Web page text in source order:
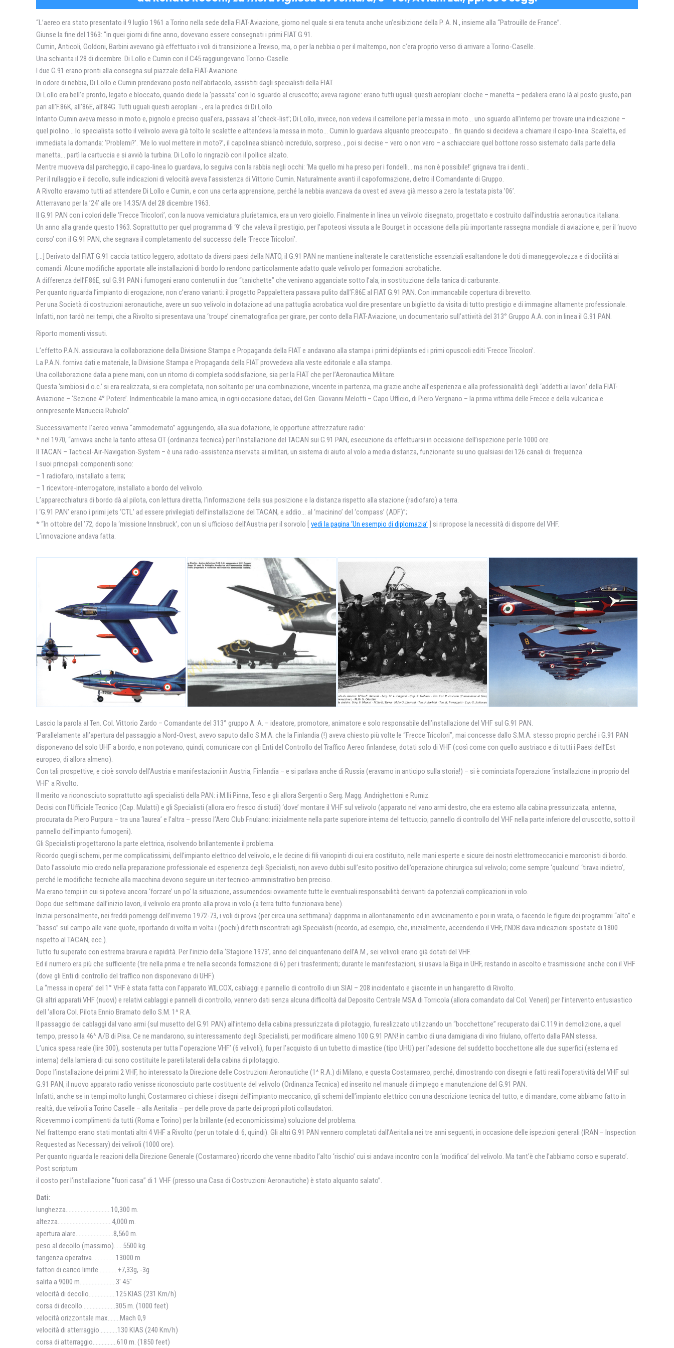
“L’aereo era stato presentato il 9 luglio 1961 a Torino nella sede della FIAT-Aviazione, giorno nel quale si era tenuta anche un’esibizione della P. A. N., insieme alla “Patrouille de France”.
Giunse la fine del 1963: “in quei giorni di fine anno, dovevano essere consegnati i primi FIAT G.91.
Cumin, Anticoli, Goldoni, Barbini avevano già effettuato i voli di transizione a Treviso, ma, o per la nebbia o per il maltempo, non c’era proprio verso di arrivare a Torino-Caselle.
Una schiarita il 28 di dicembre. Di Lollo e Cumin con il C45 raggiungevano Torino-Caselle.
I due G.91 erano pronti alla consegna sul piazzale della FIAT-Aviazione.
In odore di nebbia, Di Lollo e Cumin prendevano posto nell’abitacolo, assistiti dagli specialisti della FIAT.
Di Lollo era bell’e pronto, legato e bloccato, quando diede la ‘passata’ con lo sguardo al cruscotto; aveva ragione: erano tutti uguali questi aeroplani: cloche – manetta – pedaliera erano là al posto giusto, pari
pari all’F.86K, all’86E, all’84G. Tutti uguali questi aeroplani -, era la predica di Di Lollo.
Intanto Cumin aveva messo in moto e, pignolo e preciso qual’era, passava al ‘check-list’; Di Lollo, invece, non vedeva il carrellone per la messa in moto… uno sguardo all’interno per trovare una indicazione –
quel piolino… lo specialista sotto il velivolo aveva già tolto le scalette e attendeva la messa in moto… Cumin lo guardava alquanto preoccupato… fin quando si decideva a chiamare il capo-linea. Scaletta, ed
immediata la domanda: ‘Problemi?’. ‘Me lo vuol mettere in moto?’, il capolinea sbiancò incredulo, sorpreso.., poi si decise – vero o non vero – a schiacciare quel bottone rosso sistemato dalla parte della
manetta… partì la cartuccia e si avviò la turbina. Di Lollo lo ringraziò con il pollice alzato.
Mentre muoveva dal parcheggio, il capo-linea lo guardava, lo seguiva con la rabbia negli occhi: ‘Ma quello mi ha preso per i fondelli… ma non è possibile!’ grignava tra i denti…
Per il rullaggio e il decollo, sulle indicazioni di velocità aveva l’assistenza di Vittorio Cumin. Naturalmente avanti il capoformazione, dietro il Comandante di Gruppo.
A Rivolto eravamo tutti ad attendere Di Lollo e Cumin, e con una certa apprensione, perché la nebbia avanzava da ovest ed aveva già messo a zero la testata pista ’06’.
Atterravano per la ’24’ alle ore 14.35/A del 28 dicembre 1963.
Il G.91 PAN con i colori delle ‘Frecce Tricolori’, con la nuova verniciatura plurietamica, era un vero gioiello. Finalmente in linea un velivolo disegnato, progettato e costruito dall’industria aeronautica italiana.
Un anno alla grande questo 1963. Soprattutto per quel programma di ‘9’ che valeva il prestigio, per l’apoteosi vissuta a le Bourget in occasione della più importante rassegna mondiale di aviazione e, per il ‘nuovo
corso’ con il G.91 PAN, che segnava il completamento del successo delle ‘Frecce Tricolori’.
[…] Derivato dal FIAT G.91 caccia tattico leggero, adottato da diversi paesi della NATO, il G.91 PAN ne mantiene inalterate le caratteristiche essenziali esaltandone le doti di maneggevolezza e di docilità ai
comandi. Alcune modifiche apportate alle installazioni di bordo lo rendono particolarmente adatto quale velivolo per formazioni acrobatiche.
A differenza dell’F.86E, sul G.91 PAN i fumogeni erano contenuti in due “tanichette” che venivano agganciate sotto l’ala, in sostituzione della tanica di carburante.
Per quanto riguarda l’impianto di erogazione, non c’erano varianti: il progetto Pappalettera passava pulito dall’F.86E al FIAT G.91 PAN. Con immancabile copertura di brevetto.
Per una Società di costruzioni aeronautiche, avere un suo velivolo in dotazione ad una pattuglia acrobatica vuol dire presentare un biglietto da visita di tutto prestigio e di immagine altamente professionale.
Infatti, non tardò nei tempi, che a Rivolto si presentava una ‘troupe’ cinematografica per girare, per conto della FIAT-Aviazione, un documentario sull’attività del 313° Gruppo A.A. con in linea il G.91 PAN.
Riporto momenti vissuti.
L’effetto P.A.N. assicurava la collaborazione della Divisione Stampa e Propaganda della FIAT e andavano alla stampa i primi dépliants ed i primi opuscoli editi ‘Frecce Tricolori’.
La P.A.N. forniva dati e materiale, la Divisione Stampa e Propaganda della FIAT provvedeva alla veste editoriale e alla stampa.
Una collaborazione data a piene mani, con un ritorno di completa soddisfazione, sia per la FIAT che per l’Aeronautica Militare.
Questa ‘simbiosi d.o.c.’ si era realizzata, si era completata, non soltanto per una combinazione, vincente in partenza, ma grazie anche all’esperienza e alla professionalità degli ‘addetti ai lavori’ della FIAT-
Aviazione – ‘Sezione 4° Potere’. Indimenticabile la mano amica, in ogni occasione dataci, del Gen. Giovanni Melotti – Capo Ufficio, di Piero Vergnano – la prima vittima delle Frecce e della vulcanica e
onnipresente Mariuccia Rubiolo”.
Successivamente l’aereo veniva “ammodernato” aggiungendo, alla sua dotazione, le opportune attrezzature radio:
* nel 1970, “arrivava anche la tanto attesa OT (ordinanza tecnica) per l’installazione del TACAN sui G.91 PAN, esecuzione da effettuarsi in occasione dell’ispezione per le 1000 ore.
Il TACAN – Tactical-Air-Navigation-System – è una radio-assistenza riservata ai militari, un sistema di aiuto al volo a media distanza, funzionante su uno qualsiasi dei 126 canali di. frequenza.
I suoi principali componenti sono:
– 1 radiofaro, installato a terra;
– 1 ricevitore-interrogatore, installato a bordo del velivolo.
L’apparecchiatura di bordo dà al pilota, con lettura diretta, l’informazione della sua posizione e la distanza rispetto alla stazione (radiofaro) a terra.
I ‘G.91 PAN’ erano i primi jets ‘CTL’ ad essere privilegiati dell’installazione del TACAN, e addio… al ‘macinino’ del ‘compass’ (ADF)”;
* “In ottobre del ’72, dopo la ‘missione Innsbruck’, con un sì ufficioso dell’Austria per il sorvolo [ vedi la pagina ‘Un esempio di diplomazia’ ] si ripropose la necessità di disporre del VHF.
L’innovazione andava fatta.
Lascio la parola al Ten. Col. Vittorio Zardo – Comandante del 313° gruppo A. A. – ideatore, promotore, animatore e solo responsabile dell’installazione del VHF sul G.91 PAN.
‘Parallelamente all’apertura del passaggio a Nord-Ovest, avevo saputo dallo S.M.A. che la Finlandia (!) aveva chiesto più volte le “Frecce Tricolori”, mai concesse dallo S.M.A. stesso proprio perché i G.91 PAN
disponevano del solo UHF a bordo, e non potevano, quindi, comunicare con gli Enti del Controllo del Traffico Aereo finlandese, dotati solo di VHF (così come con quello austriaco e di tutti i Paesi dell’Est
europeo, di allora almeno).
Con tali prospettive, e cioè sorvolo dell’Austria e manifestazioni in Austria, Finlandia – e si parlava anche di Russia (eravamo in anticipo sulla storia!) – si è cominciata l’operazione ‘installazione in proprio del
VHF’ a Rivolto.
Il merito va riconosciuto soprattutto agli specialisti della PAN: i M.lli Pinna, Teso e gli allora Sergenti o Serg. Magg. Andrighettoni e Rumiz.
Decisi con l’Ufficiale Tecnico (Cap. Mulatti) e gli Specialisti (allora ero fresco di studi) ‘dove’ montare il VHF sul velivolo (apparato nel vano armi destro, che era esterno alla cabina pressurizzata; antenna,
procurata da Piero Purpura – tra una ‘laurea’ e l’altra – presso l’Aero Club Friulano: inizialmente nella parte superiore interna del tettuccio; pannello di controllo del VHF nella parte inferiore del cruscotto, sotto il
pannello dell’impianto fumogeni).
Gli Specialisti progettarono la parte elettrica, risolvendo brillantemente il problema.
Ricordo quegli schemi, per me complicatissimi, dell’impianto elettrico del velivolo, e le decine di fili variopinti di cui era costituito, nelle mani esperte e sicure dei nostri elettromeccanici e marconisti di bordo.
Dato l’assoluto mio credo nella preparazione professionale ed esperienza degli Specialisti, non avevo dubbi sull’esito positivo dell’operazione chirurgica sul velivolo; come sempre ‘qualcuno’ ‘tirava indietro’,
perché le modifiche tecniche alla macchina devono seguire un iter tecnico-amministrativo ben preciso.
Ma erano tempi in cui si poteva ancora ‘forzare’ un po’ la situazione, assumendosi ovviamente tutte le eventuali responsabilità derivanti da potenziali complicazioni in volo.
Dopo due settimane dall’inizio lavori, il velivolo era pronto alla prova in volo (a terra tutto funzionava bene).
Iniziai personalmente, nei freddi pomeriggi dell’inverno 1972-73, i voli di prova (per circa una settimana): dapprima in allontanamento ed in avvicinamento e poi in virata, o facendo le figure dei programmi “alto” e
“basso” sul campo alle varie quote, riportando di volta in volta i (pochi) difetti riscontrati agli Specialisti (ricordo, ad esempio, che, inizialmente, accendendo il VHF, l’NDB dava indicazioni spostate di 1800
rispetto al TACAN, ecc.).
Tutto fu superato con estrema bravura e rapidità. Per l’inizio della ‘Stagione 1973’, anno del cinquantenario dell’A.M., sei velivoli erano già dotati del VHF.
Ed il numero era più che sufficiente (tre nella prima e tre nella seconda formazione di 6) per i trasferimenti; durante le manifestazioni, si usava la Biga in UHF, restando in ascolto e trasmissione anche con il VHF
(dove gli Enti di controllo del traffico non disponevano di UHF).
La “messa in opera” del 1° VHF è stata fatta con l’apparato WILCOX, cablaggi e pannello di controllo di un SIAI – 208 incidentato e giacente in un hangaretto di Rivolto.
Gli altri apparati VHF (nuovi) e relativi cablaggi e pannelli di controllo, vennero dati senza alcuna difficoltà dal Deposito Centrale MSA di Torricola (allora comandato dal Col. Veneri) per l’intervento entusiastico
dell ‘allora Col. Pilota Ennio Bramato dello S.M. 1^ R.A.
Il passaggio dei cablaggi dal vano armi (sul musetto del G.91 PAN) all’interno della cabina pressurizzata di pilotaggio, fu realizzato utilizzando un “bocchettone” recuperato dai C.119 in demolizione, a quel
tempo, presso la 46^ A/B di Pisa. Ce ne mandarono, su interessamento degli Specialisti, per modificare almeno 100 G.91 PAN! in cambio di una damigiana di vino friulano, offerto dalla PAN stessa.
L’unica spesa reale (lire 300), sostenuta per tutta l”operazione VHF’ (6 velivoli), fu per l’acquisto di un tubetto di mastice (tipo UHU) per l’adesione del suddetto bocchettone alle due superfici (esterna ed
interna) della lamiera di cui sono costituite le pareti laterali della cabina di pilotaggio.
Dopo l’installazione dei primi 2 VHF, ho interessato la Direzione delle Costruzioni Aeronautiche (1^ R.A.) di Milano, e questa Costarmareo, perché, dimostrando con disegni e fatti reali l’operatività del VHF sul
G.91 PAN, il nuovo apparato radio venisse riconosciuto parte costituente del velivolo (Ordinanza Tecnica) ed inserito nel manuale di impiego e manutenzione del G.91 PAN.
Infatti, anche se in tempi molto lunghi, Costarmareo ci chiese i disegni dell’impianto meccanico, gli schemi dell’impianto elettrico con una descrizione tecnica del tutto, e di mandare, come abbiamo fatto in
realtà, due velivoli a Torino Caselle – alla Aeritalia – per delle prove da parte dei propri piloti collaudatori.
Ricevemmo i complimenti da tutti (Roma e Torino) per la brillante (ed economicissima) soluzione del problema.
Nel frattempo erano stati montati altri 4 VHF a Rivolto (per un totale di 6, quindi). Gli altri G.91 PAN vennero completati dall’Aeritalia nei tre anni seguenti, in occasione delle ispezioni generali (IRAN – Inspection
Requested as Necessary) dei velivoli (1000 ore).
Per quanto riguarda le reazioni della Direzione Generale (Costarmareo) ricordo che venne ribadito l’alto ‘rischio’ cui si andava incontro con la ‘modifica’ del velivolo. Ma tant’è che l’abbiamo corso e superato’.
Post scriptum:
il costo per l’installazione “fuori casa” di 1 VHF (presso una Casa di Costruzioni Aeronautiche) è stato alquanto salato”.
Dati:
lunghezza…………………………10,300 m.
altezza………………………………4,000 m.
apertura alare…………………….8,560 m.
peso al decollo (massimo)……5500 kg.
tangenza operativa…………….13000 m.
fattori di carico limite………….+7,33g, -3g
salita a 9000 m. ………………….3′ 45″
velocità di decollo………………125 KIAS (231 Km/h)
corsa di decollo………………….305 m. (1000 feet)
velocità orizzontale max……..Mach 0,9
velocità di atterraggio…………130 KIAS (240 Km/h)
corsa di atterraggio…………….610 m. (1850 feet)